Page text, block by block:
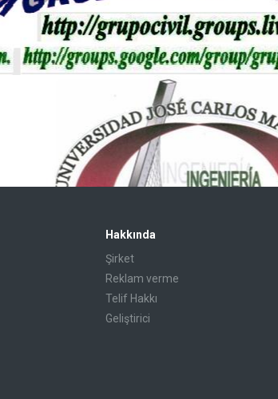
Hakkında
Şirket
Reklam verme
Telif Hakkı
Geliştirici